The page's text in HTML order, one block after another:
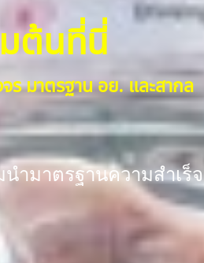
มต้นที่นี่
มาตรฐาน อย. และสากล
นำมาตรฐานความสำเร็จ